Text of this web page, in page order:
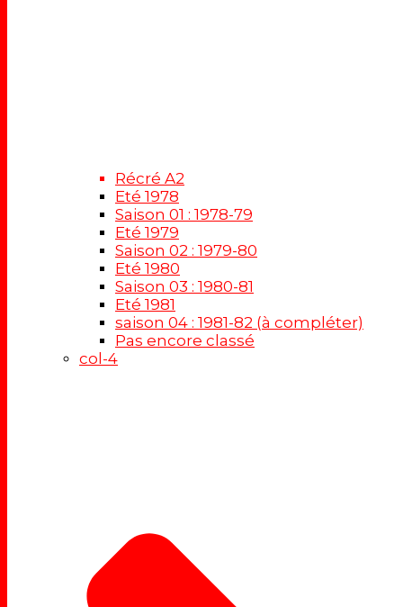
Récré A2
Eté 1978
Saison 01 : 1978-79
Eté 1979
Saison 02 : 1979-80
Eté 1980
Saison 03 : 1980-81
Eté 1981
saison 04 : 1981-82 (à compléter)
Pas encore classé
col-4